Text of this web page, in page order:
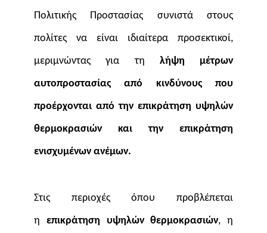
Πολιτικής Προστασίας
συνιστά στους
πολίτες να είναι
ιδιαίτερα προσεκτικοί,
μεριμνώντας για τη λήψη μέτρων
αυτοπροστασίαςαπό
κινδύνους που
προέρχονται από την επικράτηση υψηλών
θερμοκρασιών και την επικράτηση
ενισχυμένων ανέμων.
Στις περιοχές όπου προβλέπεται
η επικράτηση υψηλών θερμοκρασιών, η